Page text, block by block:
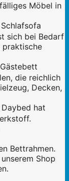
Möbel in
sich bei Bedarf
praktische
die reichlich
Decken,
Daybed hat
Bettrahmen.
Shop